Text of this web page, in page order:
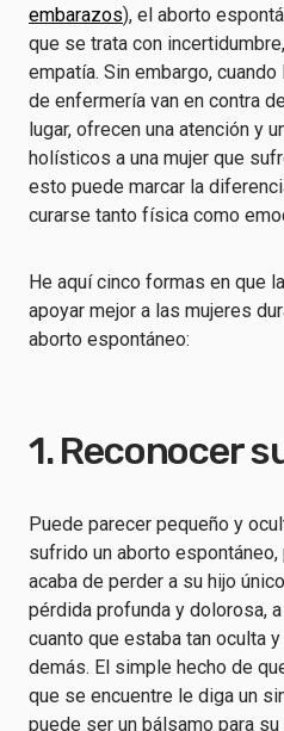
embarazos), el aborto
que se trata con
empatía. Sin embargo,
de enfermería van en contra
lugar, ofrecen una atención y
holísticos a una mujer que
esto puede marcar la
curarse tanto física como
He aquí cinco formas en que
apoyar mejor a las mujeres
aborto espontáneo:
1. Reconocer
Puede parecer pequeño y
sufrido un aborto espontáneo,
acaba de perder a su hijo
pérdida profunda y dolorosa,
cuanto que estaba tan oculta
demás. El simple hecho de
que se encuentre le diga un
puede ser un bálsamo para su